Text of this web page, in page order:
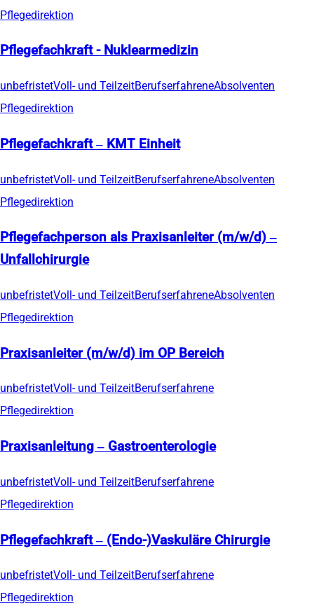
Pflegedirektion
Pflegefachkraft - Nuklearmedizin
unbefristetVoll- und TeilzeitBerufserfahreneAbsolventen
Pflegedirektion
Pflegefachkraft – KMT Einheit
unbefristetVoll- und TeilzeitBerufserfahreneAbsolventen
Pflegedirektion
Pflegefachperson als Praxisanleiter (m/w/d) –
Unfallchirurgie
unbefristetVoll- und TeilzeitBerufserfahreneAbsolventen
Pflegedirektion
Praxisanleiter (m/w/d) im OP Bereich
unbefristetVoll- und TeilzeitBerufserfahrene
Pflegedirektion
Praxisanleitung – Gastroenterologie
unbefristetVoll- und TeilzeitBerufserfahrene
Pflegedirektion
Pflegefachkraft – (Endo-)Vaskuläre Chirurgie
unbefristetVoll- und TeilzeitBerufserfahrene
Pflegedirektion